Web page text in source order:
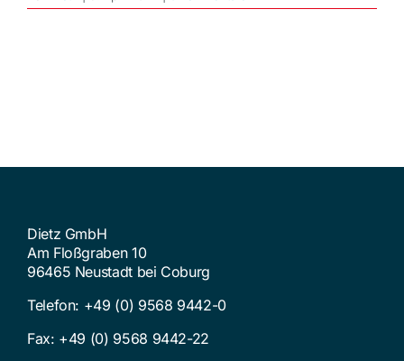
Dietz GmbH
Am Floßgraben 10
96465 Neustadt bei Coburg
Telefon: +49 (0) 9568 9442-0
Fax: +49 (0) 9568 9442-22